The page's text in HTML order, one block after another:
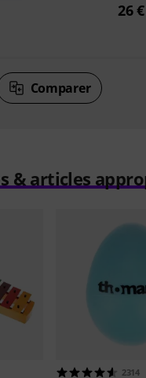
26 €
Comparer
& articles
2314